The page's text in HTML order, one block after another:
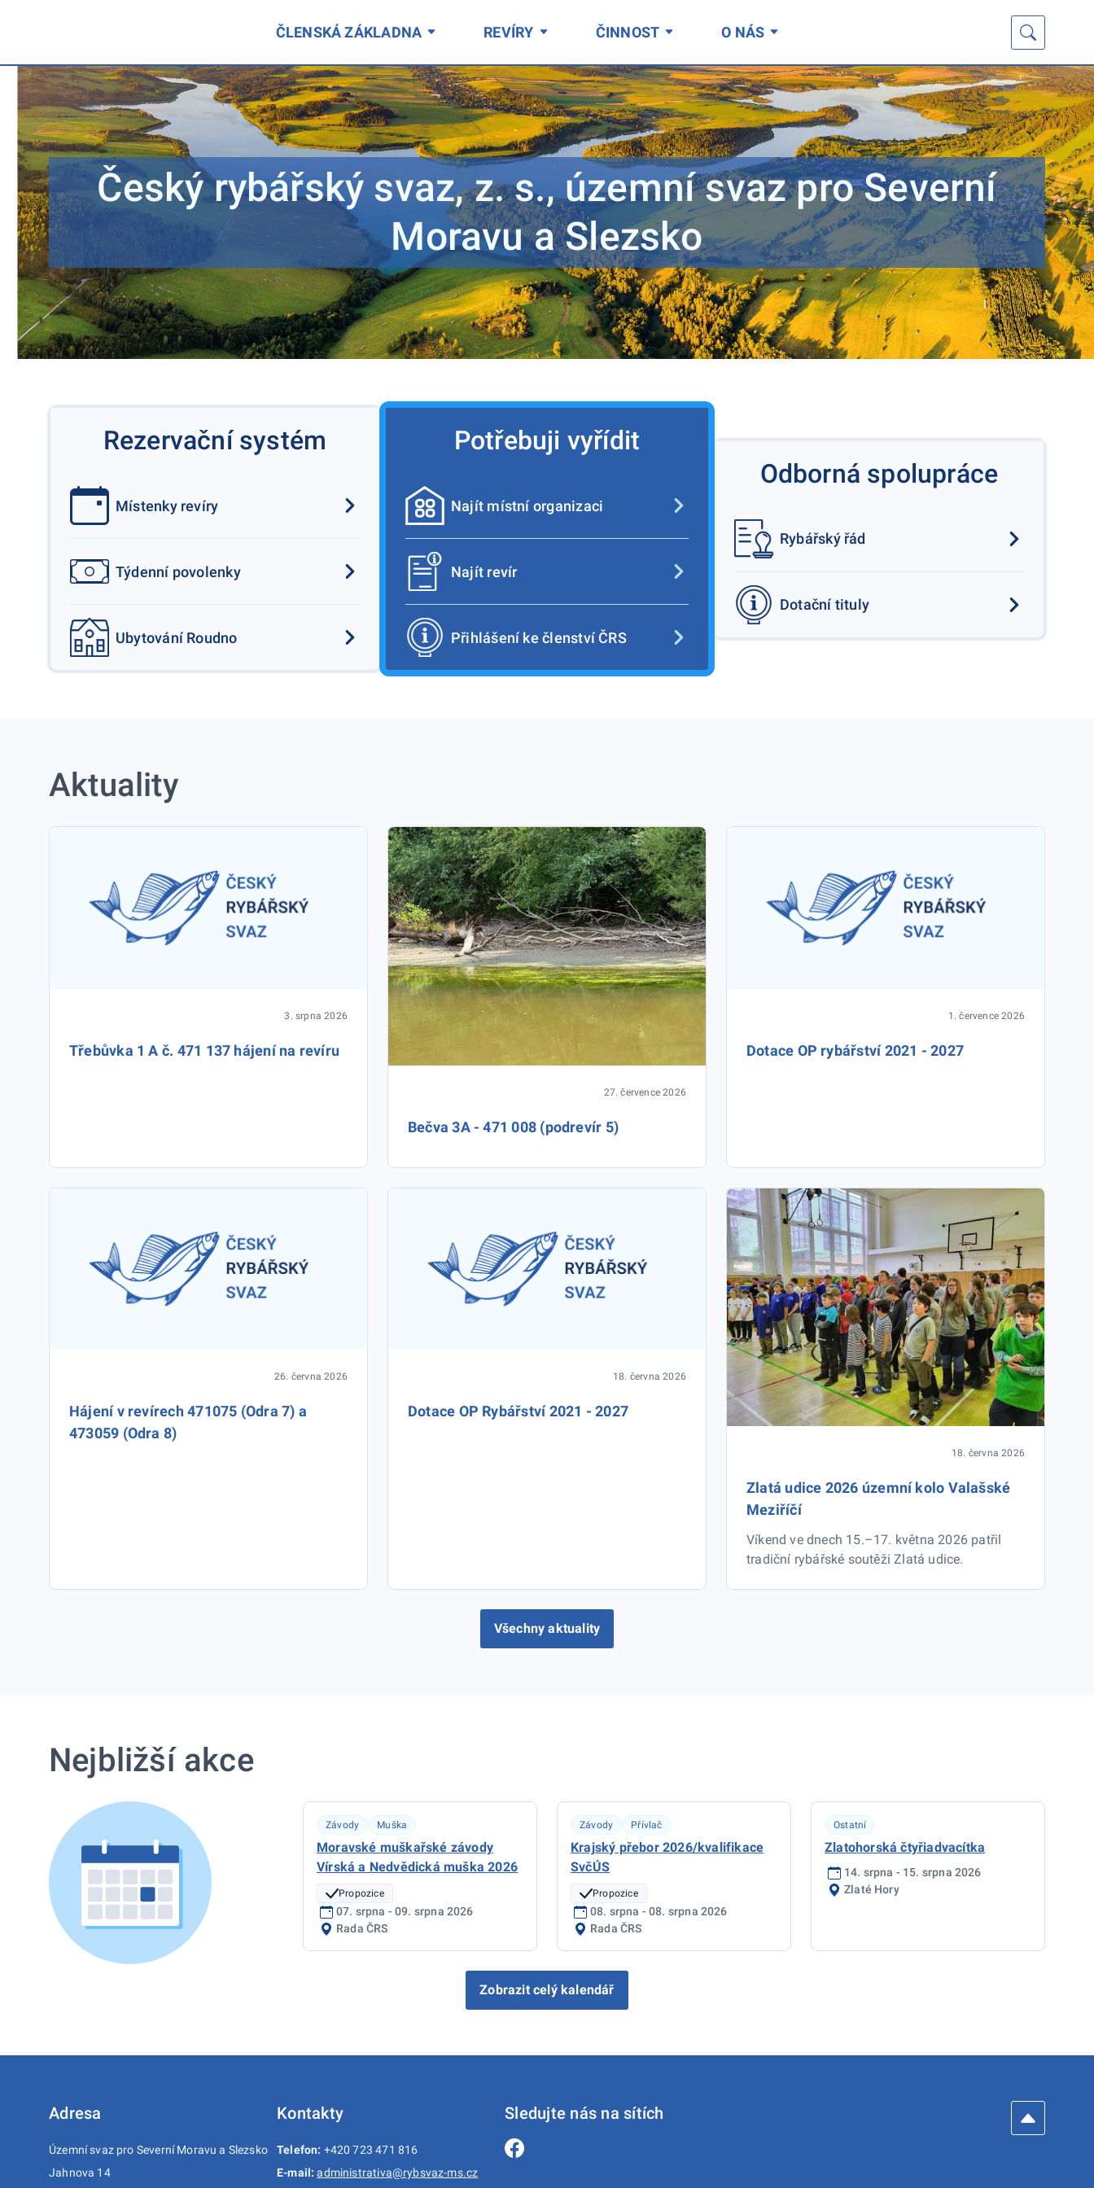
ČLENSKÁ ZÁKLADNA REVÍRY ČINNOST O NÁS
Český rybářský svaz, z. s., územní svaz pro Severní
Moravu a Slezsko
Rezervační systém
Místenky revíry
Týdenní povolenky
Ubytování Roudno
Potřebuji vyřídit
Najít místní organizaci
Najít revír
Přihlášení ke členství ČRS
Odborná spolupráce
Rybářský řád
Dotační tituly
Aktuality
3. srpna 2026
Třebůvka 1 A č. 471 137 hájení na revíru
27. července 2026
Bečva 3A - 471 008 (podrevír 5)
1. července 2026
Dotace OP rybářství 2021 - 2027
26. června 2026
Hájení v revírech 471075 (Odra 7) a
473059 (Odra 8)
18. června 2026
Dotace OP Rybářství 2021 - 2027
18. června 2026
Zlatá udice 2026 územní kolo Valašské
Meziříčí
Víkend ve dnech 15.–17. května 2026 patřil
tradiční rybářské soutěži Zlatá udice.
Všechny aktuality
Nejbližší akce
Závody Muška
Moravské muškařské závody
Vírská a Nedvědická muška 2026
Propozice
07. srpna - 09. srpna 2026
Rada ČRS
Závody Přívlač
Krajský přebor 2026/kvalifikace
SvčÚS
Propozice
08. srpna - 08. srpna 2026
Rada ČRS
Ostatní
Zlatohorská čtyřiadvacítka
14. srpna - 15. srpna 2026
Zlaté Hory
Zobrazit celý kalendář
Adresa
Územní svaz pro Severní Moravu a Slezsko
Jahnova 14
Kontakty
Telefon: +420 723 471 816
E-mail: administrativa@rybsvaz-ms.cz
Sledujte nás na sítích